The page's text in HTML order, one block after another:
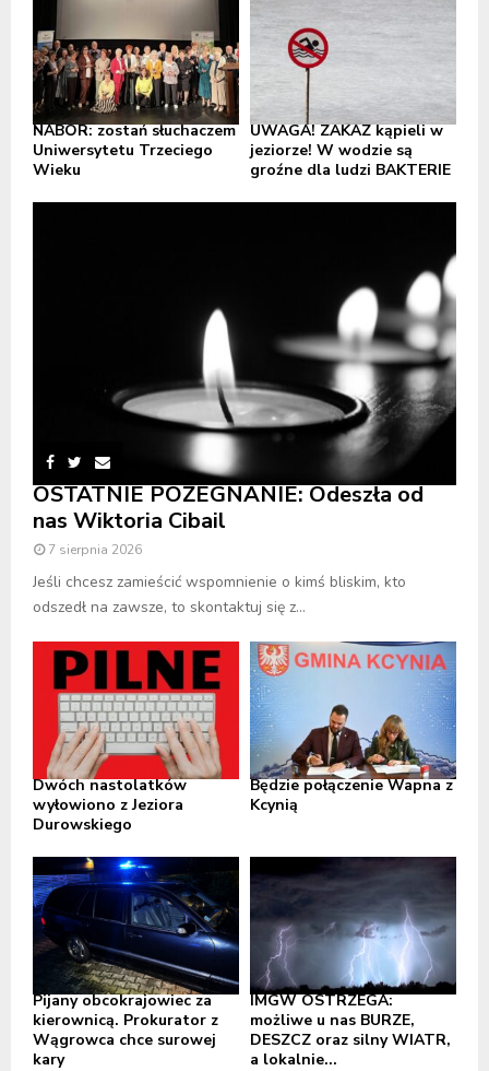
NABÓR: zostań słuchaczem
Uniwersytetu Trzeciego
Wieku
UWAGA! ZAKAZ kąpieli w
jeziorze! W wodzie są
groźne dla ludzi BAKTERIE
OSTATNIE POŻEGNANIE: Odeszła od
nas Wiktoria Cibail
7 sierpnia 2026
Jeśli chcesz zamieścić wspomnienie o kimś bliskim, kto
odszedł na zawsze, to skontaktuj się z...
Dwóch nastolatków
wyłowiono z Jeziora
Durowskiego
Będzie połączenie Wapna z
Kcynią
Pijany obcokrajowiec za
kierownicą. Prokurator z
Wągrowca chce surowej
kary
IMGW OSTRZEGA:
możliwe u nas BURZE,
DESZCZ oraz silny WIATR,
a lokalnie...